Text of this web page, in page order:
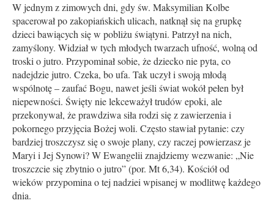
W jednym z zimowych dni, gdy św. Maksymilian Kolbe
spacerował po zakopiańskich ulicach, natknął się na grupkę
dzieci bawiących się w pobliżu świątyni. Patrzył na nich,
zamyślony. Widział w tych młodych twarzach ufność, wolną od
troski o jutro. Przypominał sobie, że dziecko nie pyta, co
nadejdzie jutro. Czeka, bo ufa. Tak uczył i swoją młodą
wspólnotę – zaufać Bogu, nawet jeśli świat wokół pełen był
niepewności. Święty nie lekceważył trudów epoki, ale
przekonywał, że prawdziwa siła rodzi się z zawierzenia i
pokornego przyjęcia Bożej woli. Często stawiał pytanie: czy
bardziej troszczysz się o swoje plany, czy raczej powierzasz je
Maryi i Jej Synowi? W Ewangelii znajdziemy wezwanie: „Nie
troszczcie się zbytnio o jutro” (por. Mt 6,34). Kościół od
wieków przypomina o tej nadziei wpisanej w modlitwę każdego
dnia.